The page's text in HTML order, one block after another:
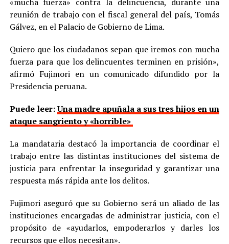
reunión de trabajo con el fiscal general del país, Tomás
Gálvez, en el Palacio de Gobierno de Lima.
Quiero que los ciudadanos sepan que iremos con mucha
fuerza para que los delincuentes terminen en prisión»,
afirmó Fujimori en un comunicado difundido por la
Presidencia peruana.
Puede leer:Una madre apuñala a sus tres hijos en un
ataque sangriento y «horrible»
La mandataria destacó la importancia de coordinar el
trabajo entre las distintas instituciones del sistema de
justicia para enfrentar la inseguridad y garantizar una
respuesta más rápida ante los delitos.
Fujimori aseguró que su Gobierno será un aliado de las
instituciones encargadas de administrar justicia, con el
propósito de «ayudarlos, empoderarlos y darles los
recursos que ellos necesitan».